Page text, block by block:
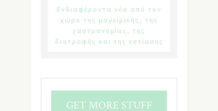
Ενδιαφέροντα νέα από τον
χώρο της μαγειρικής, της
γαστρονομίας, της
διατροφής και της εστίασης
GET MORE STUFF